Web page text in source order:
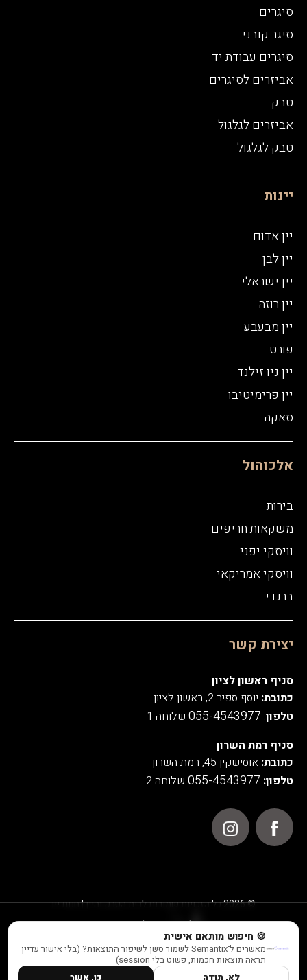
סיגרים
סיגר קובני
סיגרים עבודת יד
אביזרים לסיגרים
טבק
אביזרים לגלגול
טבק לגלגול
יינות
יין אדום
יין לבן
יין ישראלי
יין רוזה
יין מבעבע
פורט
יין ניו זילנד
יין פרימיטיבו
סאקה
אלכוהול
בירות
משקאות חריפים
וויסקי יפני
וויסקי אמריקאי
ברנדי
יצירת קשר
סניף ראשון לציון
כתובת: יוסף ספיר 2, ראשון לציון
טלפון:
055-4543977 שלוחה 1
סניף רמת השרון
כתובת: אוסישקין 45, רמת השרון
טלפון: 055-4543977 שלוחה 2
© 2026 כל הזכויות שמורות לבית הטבק והיין | חנות יין
אנו משתמשים בעוגיות לצורך תפעול האתר, ניתוחים סטטיסטיים,
שיפור חוויית המשתמש והתוכן המוצג באתר.
למידע נוסף ראו במדיניות הפרטיות שלנו
🍪 חיפוש מותאם אישית
מאשרים ל־Semantix לשמור סשן לשיפור התוצאות? (בלי אישור עדיין
תראה תוצאות חכמות, פשוט בלי session)